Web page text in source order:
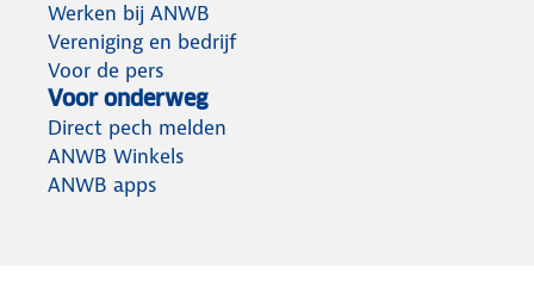
Werken bij ANWB
Vereniging en bedrijf
Voor de pers
Voor onderweg
Direct pech melden
ANWB Winkels
ANWB apps